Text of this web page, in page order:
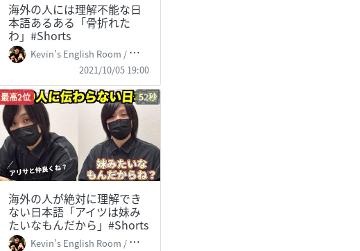
海外の人には理解不能な日
本語あるある「骨折れた
わ」#Shorts
Kevin's English Room / 掛山ケビ志郎
2021/10/05 19:00
最高2位 52秒
海外の人が絶対に理解でき
ない日本語「アイツは妹み
たいなもんだから」#Shorts
Kevin's English Room / 掛山ケビ志郎